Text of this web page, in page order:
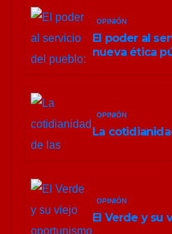
OPINIÓN
El poder al
nueva ética
OPINIÓN
La
OPINIÓN
El Verde y su